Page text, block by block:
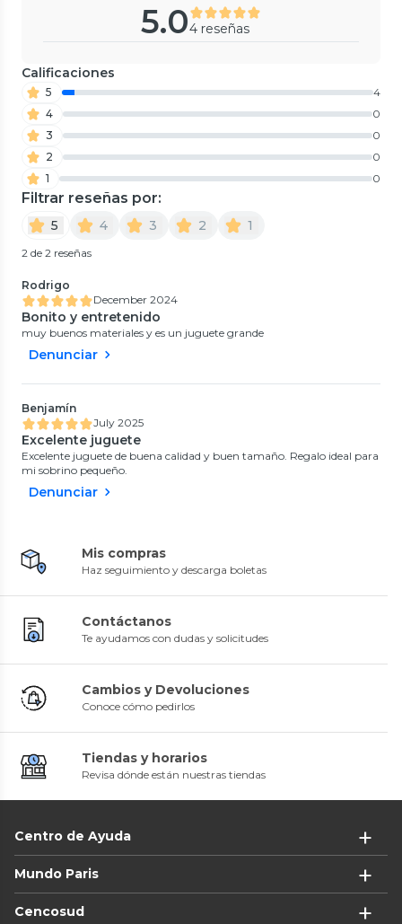
5.04 reseñas
Calificaciones
5
4
4
0
3
0
2
0
1
0
Filtrar reseñas por:
5 4 3 2 1
2 de 2 reseñas
Rodrigo
December 2024
Bonito y entretenido
muy buenos materiales y es un juguete grande
Denunciar
Benjamín
July 2025
Excelente juguete
Excelente juguete de buena calidad y buen tamaño. Regalo ideal para
mi sobrino pequeño.
Denunciar
Mis compras
Haz seguimiento y descarga boletas
Contáctanos
Te ayudamos con dudas y solicitudes
Cambios y Devoluciones
Conoce cómo pedirlos
Tiendas y horarios
Revisa dónde están nuestras tiendas
Centro de Ayuda
Mundo Paris
Cencosud